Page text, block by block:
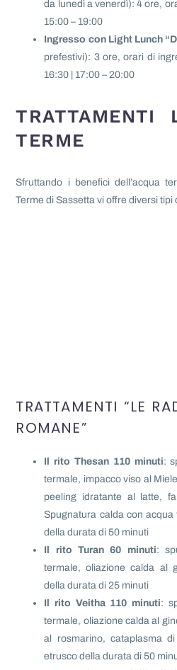
da lunedì a venerdì): 4 ore,
15:00 – 19:00
Ingresso con Light Lunch
prefestivi): 3 ore, orari di
16:30 | 17:00 – 20:00
TRATTAMENTI
TERME
Sfruttando i benefici dell’acqua
Terme di Sassetta vi offre diversi tipi
TRATTAMENTI “LE
ROMANE”
Il rito Thesan 110 minuti:
termale, impacco viso al
peeling idratante al latte,
Spugnatura calda con
della durata di 50 minuti
Il rito Turan 60 minuti:
termale, oliazione calda al
della durata di 25 minuti
Il rito Veitha 110 minuti:
termale, oliazione calda al
al rosmarino, cataplasma
etrusco della durata di 50